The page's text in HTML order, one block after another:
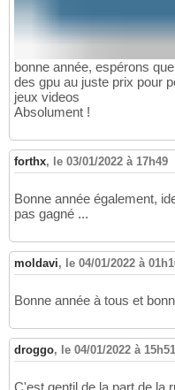
bonne année, espérons
des gpu au juste prix pour
jeux videos
Absolument !
forthx, le 03/01/2022 à 17h49
Bonne année également,
pas gagné ...
moldavi, le 04/01/2022 à
Bonne année à tous et
droggo, le 04/01/2022 à 15h51